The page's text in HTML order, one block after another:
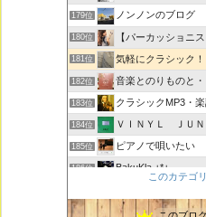
179位 ノンノンのブログ
180位 【パーカッショニ
181位 気軽にクラシック！
182位 音楽とのりものと・
183位 クラシックMP3・
184位 ＶＩＮＹＬ ＪＵＮ
185位 ピアノで唄いたい
186位 BakuKla +*+
188位 ときどき書きます♪
このカテゴ